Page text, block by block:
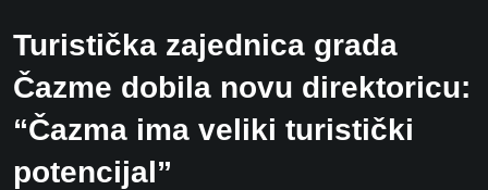
Turistička zajednica grada
Čazme dobila novu direktoricu:
“Čazma ima veliki turistički
potencijal”